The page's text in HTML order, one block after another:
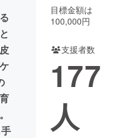
コミュニティ
目標金額は
100,000円
支援者数
177
人